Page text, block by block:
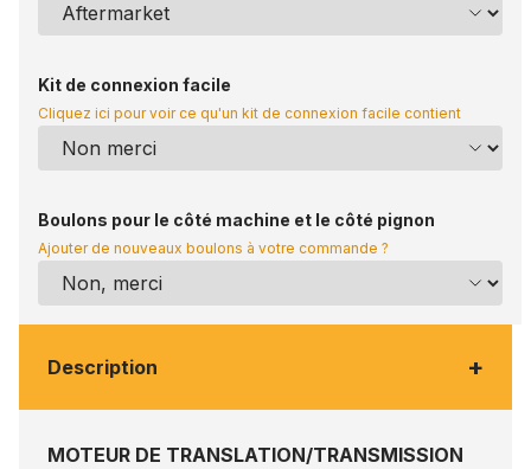
Kit de connexion facile
Cliquez ici pour voir ce qu'un kit de connexion facile contient
Boulons pour le côté machine et le côté pignon
Ajouter de nouveaux boulons à votre commande ?
Description +
MOTEUR DE TRANSLATION/TRANSMISSION